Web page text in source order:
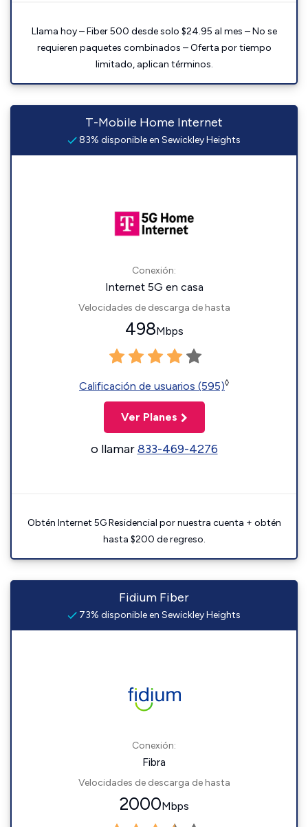
Llama hoy – Fiber 500 desde solo $24.95 al mes – No se
requieren paquetes combinados – Oferta por tiempo
limitado, aplican términos.
T-Mobile Home Internet
83% disponible en Sewickley Heights
Conexión:
Internet 5G en casa
Velocidades de descarga de hasta
498Mbps
Calificación de usuarios (595)◊
Ver Planes
o llamar833-469-4276
Obtén Internet 5G Residencial por nuestra cuenta + obtén
hasta $200 de regreso.
Fidium Fiber
73% disponible en Sewickley Heights
Conexión:
Fibra
Velocidades de descarga de hasta
2000Mbps